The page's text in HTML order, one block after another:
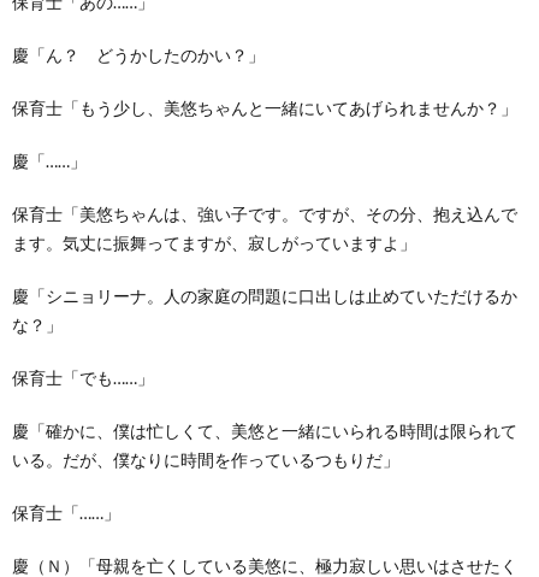
慶「ん？ どうかしたのかい？」
保育士「もう少し、美悠ちゃんと一緒にいてあげられませんか？」
慶「……」
保育士「美悠ちゃんは、強い子です。ですが、その分、抱え込んで
ます。気丈に振舞ってますが、寂しがっていますよ」
慶「シニョリーナ。人の家庭の問題に口出しは止めていただけるか
な？」
保育士「でも……」
慶「確かに、僕は忙しくて、美悠と一緒にいられる時間は限られて
いる。だが、僕なりに時間を作っているつもりだ」
保育士「……」
慶（Ｎ）「母親を亡くしている美悠に、極力寂しい思いはさせたく